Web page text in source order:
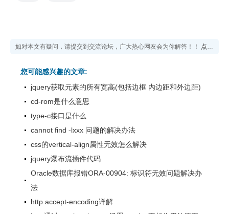
如对本文有疑问，请提交到交流论坛，广大热心网友会为你解答！！ 点击进入论坛
您可能感兴趣的文章:
jquery获取元素的所有宽高(包括边框 内边距和外边距)
cd-rom是什么意思
type-c接口是什么
cannot find -lxxx 问题的解决办法
css的vertical-align属性无效怎么解决
jquery瀑布流插件代码
Oracle数据库报错ORA-00904: 标识符无效问题解决办
法
http accept-encoding详解